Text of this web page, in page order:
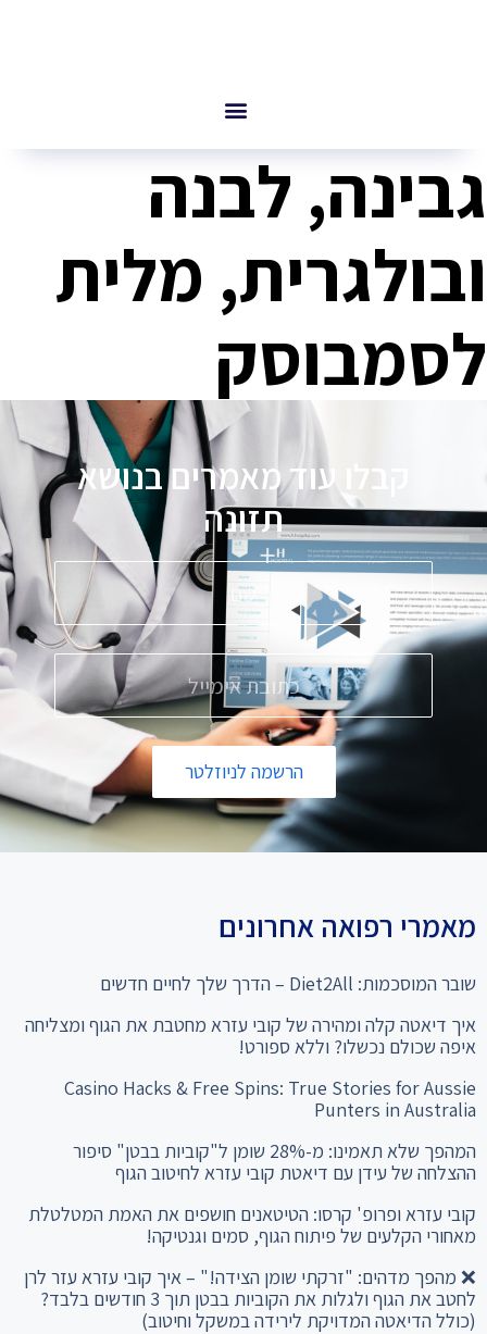
גבינה, לבנה
ובולגרית, מלית
לסמבוסק
קבלו עוד מאמרים בנושא
תזונה
הרשמה לניוזלטר
מאמרי רפואה אחרונים
שובר המוסכמות: Diet2All – הדרך שלך לחיים חדשים
איך דיאטה קלה ומהירה של קובי עזרא מחטבת את הגוף ומצליחה
איפה שכולם נכשלו? וללא ספורט!
Casino Hacks & Free Spins: True Stories for Aussie
Punters in Australia
המהפך שלא תאמינו: מ-28% שומן ל"קוביות בבטן" סיפור
ההצלחה של עידן עם דיאטת קובי עזרא לחיטוב הגוף
קובי עזרא ופרופ' קרסו: הטיטאנים חושפים את האמת המטלטלת
מאחורי הקלעים של פיתוח הגוף, סמים וגנטיקה!
❌ מהפך מדהים: "זרקתי שומן הצידה!" – איך קובי עזרא עזר לרן
לחטב את הגוף ולגלות את הקוביות בבטן תוך 3 חודשים בלבד?
(כולל הדיאטה המדויקת לירידה במשקל וחיטוב)